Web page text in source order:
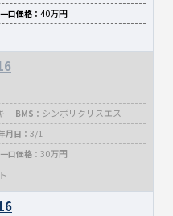
一口価格： 40万円
BMS： シンボリクリスエス
月日： 3/1
一口価格： 30万円